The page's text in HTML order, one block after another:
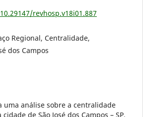
revhosp.v18i01.887
Regional, Centralidade,
dos Campos
uma análise sobre a centralidade
de São José dos Campos – SP,